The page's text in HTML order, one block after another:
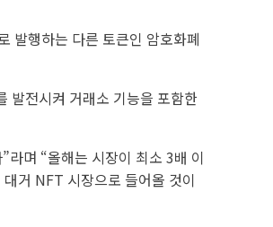
발행하는 다른 토큰인 암호화폐
발전시켜 거래소 기능을 포함한
며 “올해는 시장이 최소 3배 이
거 NFT 시장으로 들어올 것이